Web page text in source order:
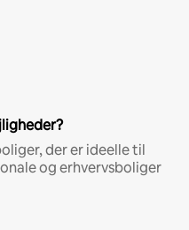
der er ideelle til
og erhvervsboliger